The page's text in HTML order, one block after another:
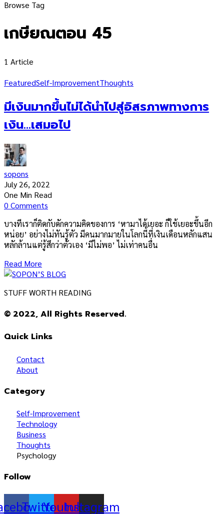
Browse Tag
เกษียณตอน 45
1 Article
FeaturedSelf-ImprovementThoughts
มีเงินมากขึ้นไม่ได้นำไปสู่อิสรภาพทางการ
เงิน…เสมอไป
sopons
July 26, 2022
One Min Read
0 Comments
บางทีเราก็ติดกับดักความคิดของการ ‘หามาได้เยอะ ก็ใช้เยอะขึ้นอีก
หน่อย’ อย่างไม่ทันรู้ตัว มีคนมากมายในโลกนี้ที่เงินเดือนหลักแสน
หลักล้านแต่รู้สึกว่าตัวเอง ‘มีไม่พอ’ ไม่เท่าคนอื่น
Read More
STUFF WORTH READING
© 2022, All Rights Reserved.
Quick Links
Contact
About
Category
Self-Improvement
Technology
Business
Thoughts
Psychology
Follow
TwitterYoutube
Instagram